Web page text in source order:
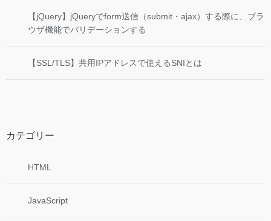
【jQuery】jQueryでform送信（submit・ajax）する際に、ブラ
ウザ機能でバリデーションする
【SSL/TLS】共用IPアドレスで使えるSNIとは
カテゴリー
HTML
JavaScript